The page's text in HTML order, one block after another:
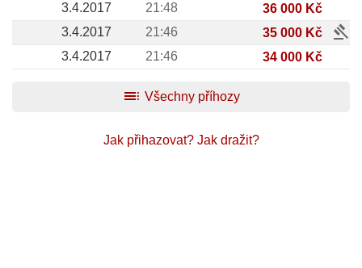
3.4.2017
21:48
36 000 Kč
3.4.2017
21:46 35 000 Kč gavel
3.4.2017 21:46 34 000 Kč
toc Všechny příhozy
Jak přihazovat? Jak dražit?